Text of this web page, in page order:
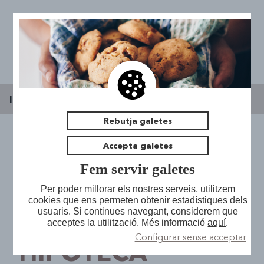
Notícies
Pla Local Joventut
Contacta
Espai de Trobada
Sales Taller
Oficina d'Assessorament Jove
Salut
Inici Espai jove l'Escorxador |
ÈXIT DEL
CONCERT DEL
NIÑO DE LA
HIPOTECA
Rebutja galetes
Accepta galetes
Fem servir galetes
Per poder millorar els nostres serveis, utilitzem
cookies que ens permeten obtenir estadístiques dels
usuaris. Si continues navegant, considerem que
acceptes la utilització. Més informacióaquí.
Configurar sense acceptar